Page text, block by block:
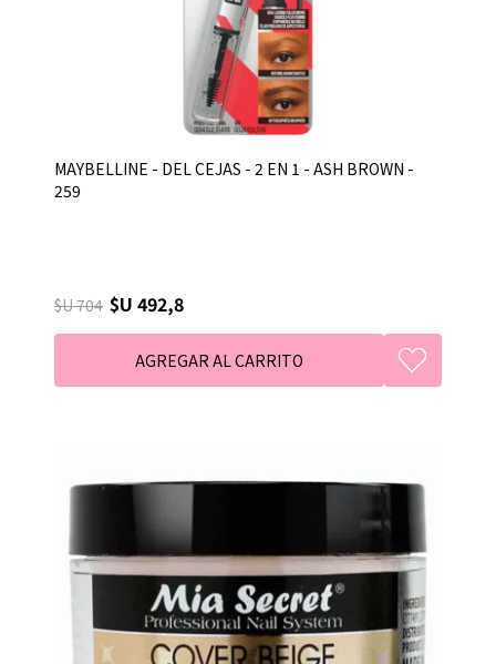
MAYBELLINE - DEL CEJAS - 2 EN 1 - ASH BROWN -
259
$U 704 $U 492,8